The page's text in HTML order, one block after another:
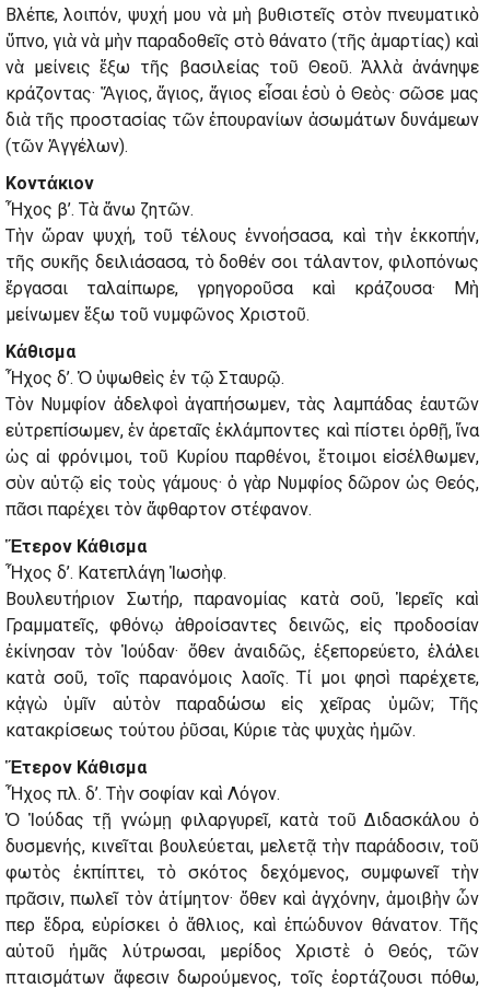
Βλέπε, λοιπόν, ψυχή μου νὰ μὴ βυθιστεῖς στὸν πνευματικὸ
ὕπνο, γιὰ νὰ μὴν παραδοθεῖς στὸ θάνατο (τῆς ἁμαρτίας) καὶ
νὰ μείνεις ἔξω τῆς βασιλείας τοῦ Θεοῦ. Ἀλλὰ ἀνάνηψε
κράζοντας· Ἅγιος, ἅγιος, ἅγιος εἶσαι ἐσὺ ὁ Θεὸς· σῶσε μας
διὰ τῆς προστασίας τῶν ἐπουρανίων ἀσωμάτων δυνάμεων
(τῶν Ἀγγέλων).
Κοντάκιον
Ἦχος β’. Τὰ ἄνω ζητῶν.
Τὴν ὥραν ψυχή, τοῦ τέλους ἐννοήσασα, καὶ τὴν ἐκκοπήν,
τῆς συκῆς δειλιάσασα, τὸ δοθέν σοι τάλαντον, φιλοπόνως
ἔργασαι ταλαίπωρε, γρηγοροῦσα καὶ κράζουσα· Μὴ
μείνωμεν ἔξω τοῦ νυμφῶνος Χριστοῦ.
Κάθισμα
Ἦχος δ’. Ὁ ὑψωθεὶς ἐν τῷ Σταυρῷ.
Τὸν Νυμφίον ἀδελφοὶ ἀγαπήσωμεν, τὰς λαμπάδας ἑαυτῶν
εὐτρεπίσωμεν, ἐν ἀρεταῖς ἐκλάμποντες καὶ πίστει ὀρθῇ, ἵνα
ὡς αἱ φρόνιμοι, τοῦ Κυρίου παρθένοι, ἕτοιμοι εἰσέλθωμεν,
σὺν αὐτῷ εἰς τοὺς γάμους· ὁ γὰρ Νυμφίος δῶρον ὡς Θεός,
πᾶσι παρέχει τὸν ἄφθαρτον στέφανον.
Ἕτερον Κάθισμα
Ἦχος δ’. Κατεπλάγη Ἰωσὴφ.
Βουλευτήριον Σωτήρ, παρανομίας κατὰ σοῦ, Ἱερεῖς καὶ
Γραμματεῖς, φθόνῳ ἀθροίσαντες δεινῶς, εἰς προδοσίαν
ἐκίνησαν τὸν Ἰούδαν· ὅθεν ἀναιδῶς, ἐξεπορεύετο, ἐλάλει
κατὰ σοῦ, τοῖς παρανόμοις λαοῖς. Τί μοι φησὶ παρέχετε,
κᾀγὼ ὑμῖν αὐτὸν παραδώσω εἰς χεῖρας ὑμῶν; Τῆς
κατακρίσεως τούτου ῥῦσαι, Κύριε τὰς ψυχὰς ἡμῶν.
Ἕτερον Κάθισμα
Ἦχος πλ. δ’. Τὴν σοφίαν καὶ Λόγον.
Ὁ Ἰούδας τῇ γνώμῃ φιλαργυρεῖ, κατὰ τοῦ Διδασκάλου ὁ
δυσμενής, κινεῖται βουλεύεται, μελετᾷ τὴν παράδοσιν, τοῦ
φωτὸς ἐκπίπτει, τὸ σκότος δεχόμενος, συμφωνεῖ τὴν
πρᾶσιν, πωλεῖ τὸν ἀτίμητον· ὅθεν καὶ ἀγχόνην, ἀμοιβὴν ὧν
περ ἔδρα, εὑρίσκει ὁ ἄθλιος, καὶ ἐπώδυνον θάνατον. Τῆς
αὐτοῦ ἡμᾶς λύτρωσαι, μερίδος Χριστὲ ὁ Θεός, τῶν
πταισμάτων ἄφεσιν δωρούμενος, τοῖς ἑορτάζουσι πόθω,